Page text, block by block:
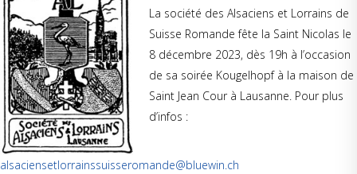
La société des Alsaciens et Lorrains de
Suisse Romande fête la Saint Nicolas le
8 décembre 2023, dès 19h à l’occasion
de sa soirée Kougelhopf à la maison de
Saint Jean Cour à Lausanne. Pour plus
d’infos :
alsaciensetlorrainssuisseromande@bluewin.ch